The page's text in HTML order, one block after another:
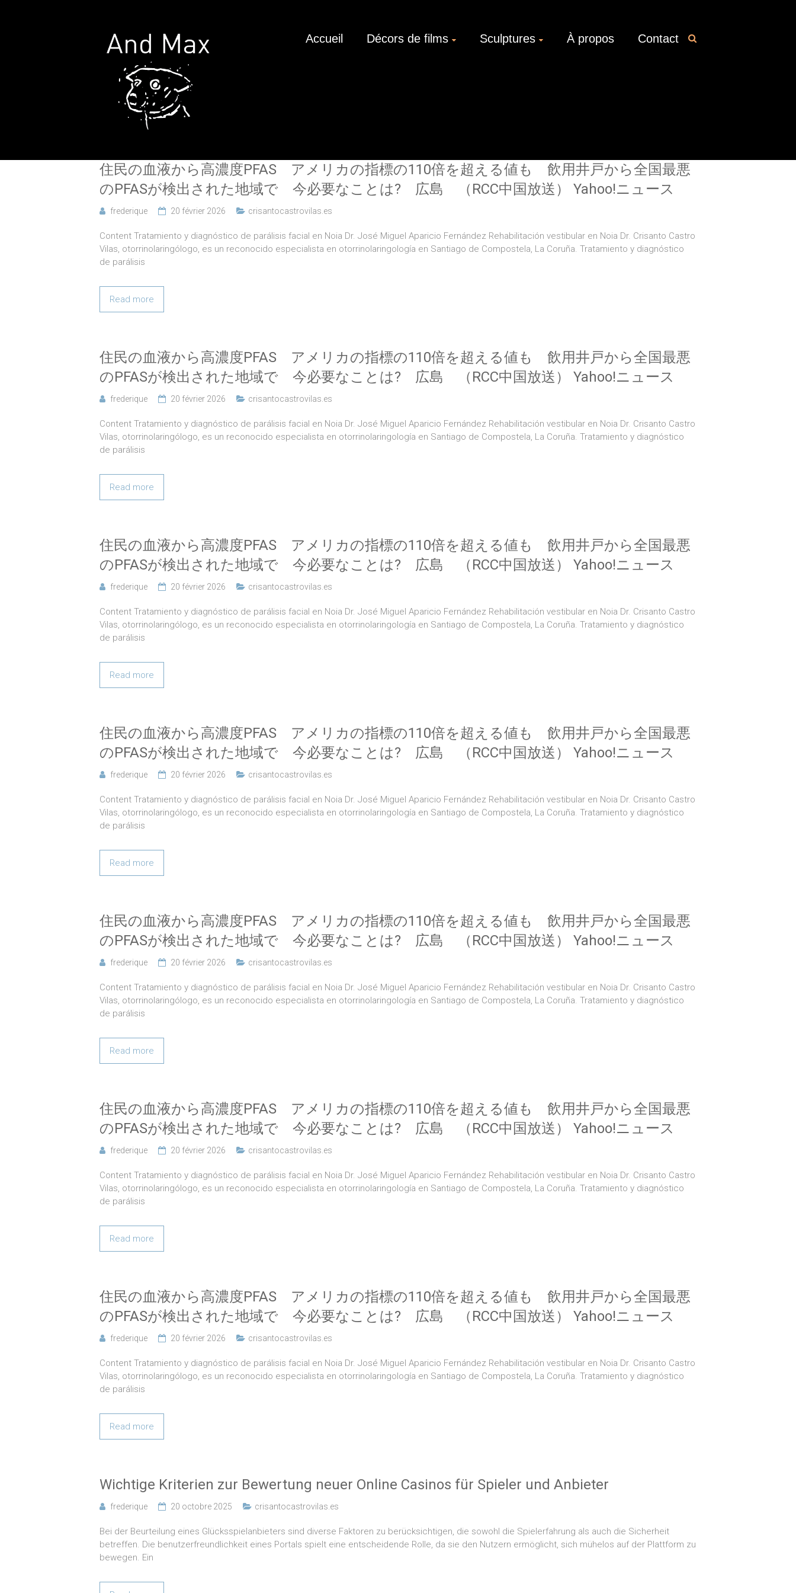
Accueil Décors de films Sculptures À propos Contact
住民の血液から高濃度PFAS アメリカの指標の110倍を超える値も 飲用井戸から全国最悪
のPFASが検出された地域で 今必要なことは? 広島 （RCC中国放送） Yahoo!ニュース
frederique 20 février 2026 crisantocastrovilas.es
Content Tratamiento y diagnóstico de parálisis facial en Noia Dr. José Miguel Aparicio Fernández Rehabilitación vestibular en Noia Dr. Crisanto Castro
Vilas, otorrinolaringólogo, es un reconocido especialista en otorrinolaringología en Santiago de Compostela, La Coruña. Tratamiento y diagnóstico
de parálisis
Read more
住民の血液から高濃度PFAS アメリカの指標の110倍を超える値も 飲用井戸から全国最悪
のPFASが検出された地域で 今必要なことは? 広島 （RCC中国放送） Yahoo!ニュース
frederique 20 février 2026 crisantocastrovilas.es
Content Tratamiento y diagnóstico de parálisis facial en Noia Dr. José Miguel Aparicio Fernández Rehabilitación vestibular en Noia Dr. Crisanto Castro
Vilas, otorrinolaringólogo, es un reconocido especialista en otorrinolaringología en Santiago de Compostela, La Coruña. Tratamiento y diagnóstico
de parálisis
Read more
住民の血液から高濃度PFAS アメリカの指標の110倍を超える値も 飲用井戸から全国最悪
のPFASが検出された地域で 今必要なことは? 広島 （RCC中国放送） Yahoo!ニュース
frederique 20 février 2026 crisantocastrovilas.es
Content Tratamiento y diagnóstico de parálisis facial en Noia Dr. José Miguel Aparicio Fernández Rehabilitación vestibular en Noia Dr. Crisanto Castro
Vilas, otorrinolaringólogo, es un reconocido especialista en otorrinolaringología en Santiago de Compostela, La Coruña. Tratamiento y diagnóstico
de parálisis
Read more
住民の血液から高濃度PFAS アメリカの指標の110倍を超える値も 飲用井戸から全国最悪
のPFASが検出された地域で 今必要なことは? 広島 （RCC中国放送） Yahoo!ニュース
frederique 20 février 2026 crisantocastrovilas.es
Content Tratamiento y diagnóstico de parálisis facial en Noia Dr. José Miguel Aparicio Fernández Rehabilitación vestibular en Noia Dr. Crisanto Castro
Vilas, otorrinolaringólogo, es un reconocido especialista en otorrinolaringología en Santiago de Compostela, La Coruña. Tratamiento y diagnóstico
de parálisis
Read more
住民の血液から高濃度PFAS アメリカの指標の110倍を超える値も 飲用井戸から全国最悪
のPFASが検出された地域で 今必要なことは? 広島 （RCC中国放送） Yahoo!ニュース
frederique 20 février 2026 crisantocastrovilas.es
Content Tratamiento y diagnóstico de parálisis facial en Noia Dr. José Miguel Aparicio Fernández Rehabilitación vestibular en Noia Dr. Crisanto Castro
Vilas, otorrinolaringólogo, es un reconocido especialista en otorrinolaringología en Santiago de Compostela, La Coruña. Tratamiento y diagnóstico
de parálisis
Read more
住民の血液から高濃度PFAS アメリカの指標の110倍を超える値も 飲用井戸から全国最悪
のPFASが検出された地域で 今必要なことは? 広島 （RCC中国放送） Yahoo!ニュース
frederique 20 février 2026 crisantocastrovilas.es
Content Tratamiento y diagnóstico de parálisis facial en Noia Dr. José Miguel Aparicio Fernández Rehabilitación vestibular en Noia Dr. Crisanto Castro
Vilas, otorrinolaringólogo, es un reconocido especialista en otorrinolaringología en Santiago de Compostela, La Coruña. Tratamiento y diagnóstico
de parálisis
Read more
住民の血液から高濃度PFAS アメリカの指標の110倍を超える値も 飲用井戸から全国最悪
のPFASが検出された地域で 今必要なことは? 広島 （RCC中国放送） Yahoo!ニュース
frederique 20 février 2026 crisantocastrovilas.es
Content Tratamiento y diagnóstico de parálisis facial en Noia Dr. José Miguel Aparicio Fernández Rehabilitación vestibular en Noia Dr. Crisanto Castro
Vilas, otorrinolaringólogo, es un reconocido especialista en otorrinolaringología en Santiago de Compostela, La Coruña. Tratamiento y diagnóstico
de parálisis
Read more
Wichtige Kriterien zur Bewertung neuer Online Casinos für Spieler und Anbieter
frederique 20 octobre 2025 crisantocastrovilas.es
Bei der Beurteilung eines Glücksspielanbieters sind diverse Faktoren zu berücksichtigen, die sowohl die Spielerfahrung als auch die Sicherheit
betreffen. Die benutzerfreundlichkeit eines Portals spielt eine entscheidende Rolle, da sie den Nutzern ermöglicht, sich mühelos auf der Plattform zu
bewegen. Ein